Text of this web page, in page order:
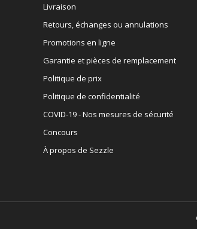
Livraison
Retours, échanges ou annulations
Promotions en ligne
Garantie et pièces de remplacement
Politique de prix
Politique de confidentialité
COVID-19 - Nos mesures de sécurité
Concours
À propos de Sezzle